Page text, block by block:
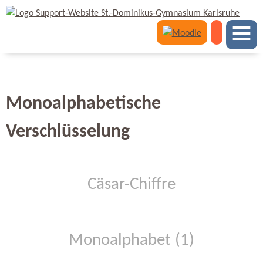
Monoalphabetische
Verschlüsselung
Cäsar-Chiffre
Monoalphabet (1)